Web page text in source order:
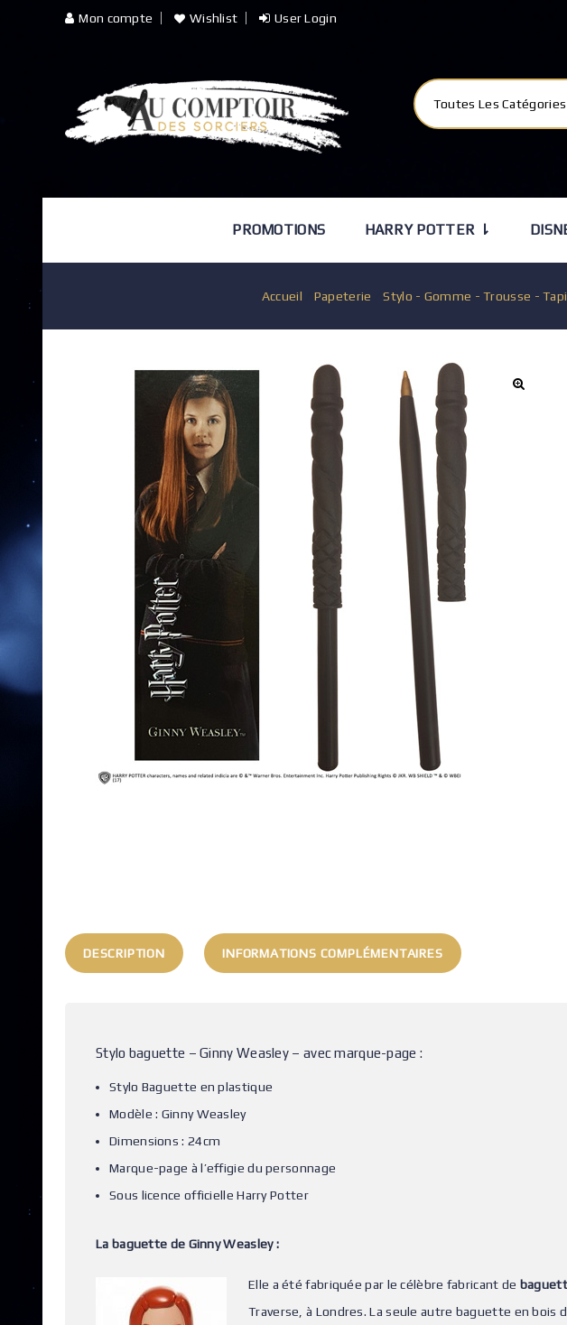
Mon compte Wishlist User Login
Toutes Les Catégories
PROMOTIONS HARRY POTTER ⇂
Accueil Papeterie /Stylo - Gomme - Trousse -
DESCRIPTION INFORMATIONS COMPLÉMENTAIRES
Stylo baguette – Ginny Weasley – avec marque-page :
Stylo Baguette en plastique
Modèle : Ginny Weasley
Dimensions : 24cm
Marque-page à l’effigie du personnage
Sous licence officielle Harry Potter
La baguette de Ginny Weasley :
Elle a été fabriquée par le célèbre fabricant de
Traverse, à Londres. La seule autre baguette en bois